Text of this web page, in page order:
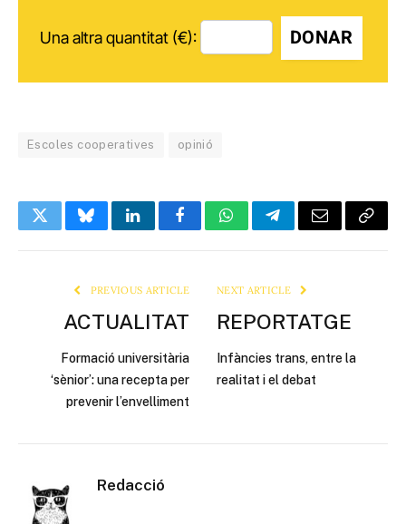
Una altra quantitat (€): DONAR
Escoles cooperatives opinió
TwitterBlueskyLinkedInFacebookWhatsAppTelegramEmail Copy
PREVIOUS ARTICLE
ACTUALITAT
Formació universitària
‘sènior’: una recepta per
prevenir l’envelliment
NEXT ARTICLE
REPORTATGE
Infàncies trans, entre la
realitat i el debat
Redacció